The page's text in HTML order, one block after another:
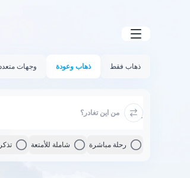
ذهاب فقط ذهاب وعودة وجهات
رحلة مباشرة شاملة للأمتعة